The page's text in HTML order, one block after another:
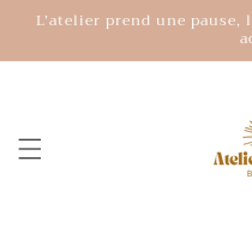
passer
L’atelier prend une